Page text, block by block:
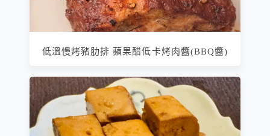
低溫慢烤豬肋排 蘋果醋低卡烤肉醬(BBQ醬)